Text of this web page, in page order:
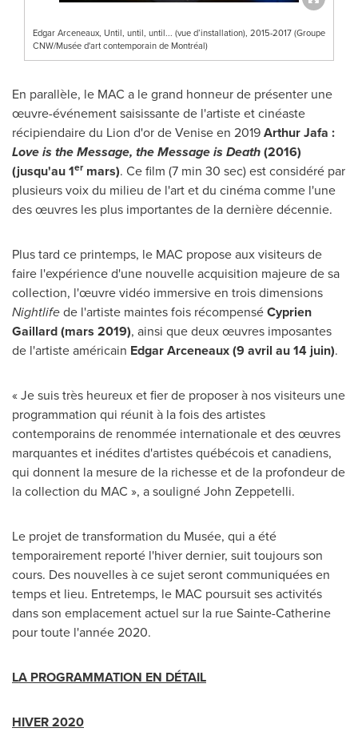
Edgar Arceneaux, Until, until, until... (vue d’installation), 2015-2017 (Groupe
CNW/Musée d'art contemporain de Montréal)
En parallèle, le MAC a le grand honneur de présenter une
œuvre-événement saisissante de l'artiste et cinéaste
récipiendaire du Lion d'or deVeniseen 2019Arthur Jafa :
Love is the Message, the Message is Death(2016)
(jusqu'au 1ermars). Ce film (7 min 30 sec) est considéré par
plusieurs voix du milieu de l'art et du cinéma comme l'une
des œuvres les plus importantes de la dernière décennie.
Plus tard ce printemps, le MAC propose aux visiteurs de
faire l'expérience d'une nouvelle acquisition majeure de sa
collection, l'œuvre vidéo immersive en trois dimensions
Nightlifede l'artiste maintes fois récompenséCyprien
Gaillard(mars 2019), ainsi que deux œuvres imposantes
de l'artiste américain Edgar Arceneaux(9 avril au 14 juin).
« Je suis très heureux et fier de proposer à nos visiteurs une
programmation qui réunit à la fois des artistes
contemporains de renommée internationale et des œuvres
marquantes et inédites d'artistes québécois et canadiens,
qui donnent la mesure de la richesse et de la profondeur de
la collection du MAC », a souligné John Zeppetelli.
Le projet de transformation du Musée, qui a été
temporairement reporté l'hiver dernier, suit toujours son
cours. Des nouvelles à ce sujet seront communiquées en
temps et lieu. Entretemps, le MAC poursuit ses activités
dans son emplacement actuel sur la rueSainte-Catherine
pour toute l'année 2020.
LA PROGRAMMATION EN DÉTAIL
HIVER 2020